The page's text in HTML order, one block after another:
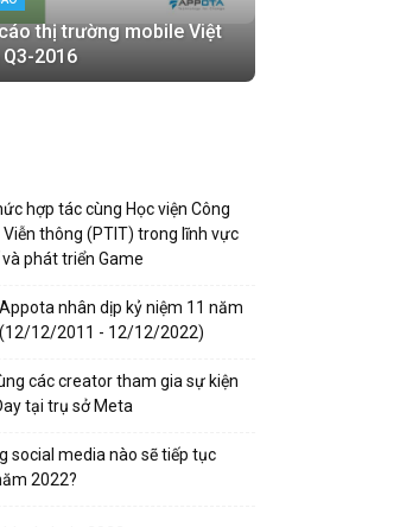
thị trường mobile Việt
2016
hợp tác cùng Học viện Công
thông (PTIT) trong lĩnh vực
phát triển Game
nhân dịp kỷ niệm 11 năm
12/2011 - 12/12/2022)
các creator tham gia sự kiện
tại trụ sở Meta
social media nào sẽ tiếp tục
2022?